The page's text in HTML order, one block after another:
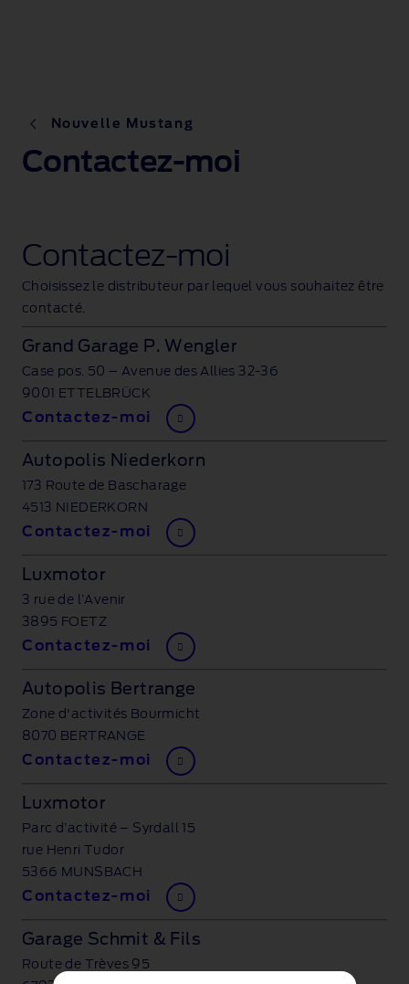
Nouvelle Mustang
Contactez-moi
Contactez-moi
Choisissez le distributeur par lequel vous souhaitez être
contacté.
Grand Garage P. Wengler
Case pos. 50 – Avenue des Allies 32-36
9001 ETTELBRÜCK
Contactez-moi
Autopolis Niederkorn
173 Route de Bascharage
4513 NIEDERKORN
Contactez-moi
Luxmotor
3 rue de l’Avenir
3895 FOETZ
Contactez-moi
Autopolis Bertrange
Zone d'activités Bourmicht
8070 BERTRANGE
Contactez-moi
Luxmotor
Parc d’activité – Syrdall 15
rue Henri Tudor
5366 MUNSBACH
Contactez-moi
Garage Schmit & Fils
Route de Trèves 95